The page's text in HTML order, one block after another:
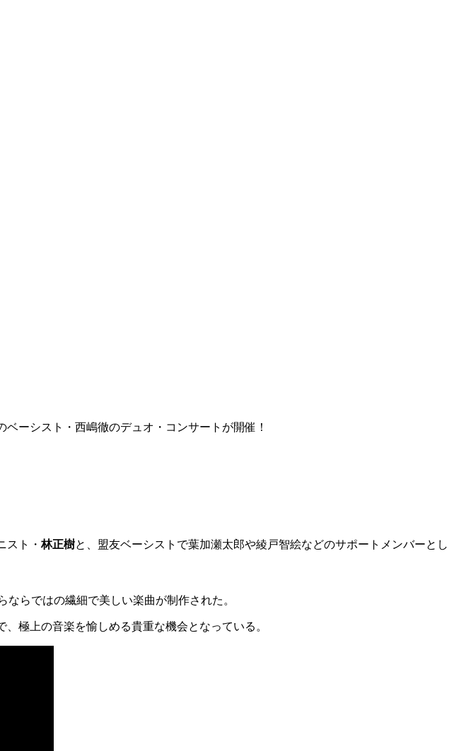
ーシスト・西嶋徹のデュオ・コンサートが開催！
スト・林正樹と、盟友ベーシストで葉加瀬太郎や綾戸智絵などのサポートメンバーとし
ならではの繊細で美しい楽曲が制作された。
極上の音楽を愉しめる貴重な機会となっている。